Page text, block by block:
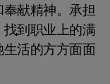
献精神。承担
到职业上的满
活的方方面面